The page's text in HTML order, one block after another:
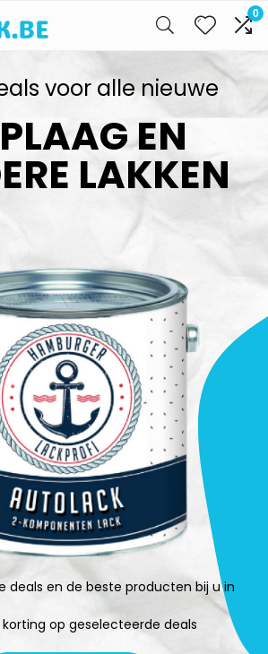
0
voor alle nieuwe
EN
LAKKEN
deals en de beste producten bij u in
op geselecteerde deals